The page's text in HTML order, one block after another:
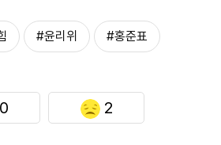
#윤리위 #홍준표
0 2